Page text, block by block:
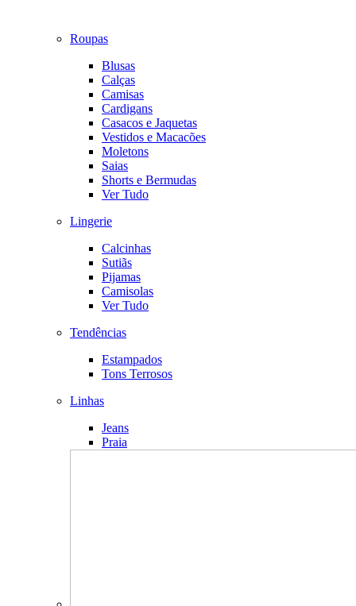
Roupas
Blusas
Calças
Camisas
Cardigans
Casacos e Jaquetas
Vestidos e Macacões
Moletons
Saias
Shorts e Bermudas
Ver Tudo
Lingerie
Calcinhas
Sutiãs
Pijamas
Camisolas
Ver Tudo
Tendências
Estampados
Tons Terrosos
Linhas
Jeans
Praia